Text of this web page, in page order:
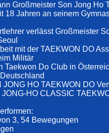
Großmeister Son Jong Ho
18 Jahren an seinem
verlässt Großmeister
mit der TAEKWON DO
Militär
Taekwon Do Club in
HO TAEKWON DO
HO CLASSIC
3, 54 Bewegungen